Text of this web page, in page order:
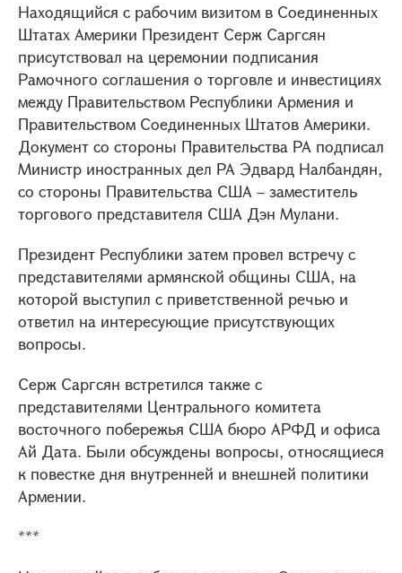
Находящийся с рабочим визитом в Соединенных
Штатах Америки Президент Серж Саргсян
присутствовал на церемонии подписания
Рамочного соглашения о торговле и инвестициях
между Правительством Республики Армения и
Правительством Соединенных Штатов Америки.
Документ со стороны Правительства РА подписал
Министр иностранных дел РА Эдвард Налбандян,
со стороны Правительства США – заместитель
торгового представителя США Дэн Мулани.
Президент Республики затем провел встречу с
представителями армянской общины США, на
которой выступил с приветственной речью и
ответил на интересующие присутствующих
вопросы.
Серж Саргсян встретился также с
представителями Центрального комитета
восточного побережья США бюро АРФД и офиса
Ай Дата. Были обсуждены вопросы, относящиеся
к повестке дня внутренней и внешней политики
Армении.
***